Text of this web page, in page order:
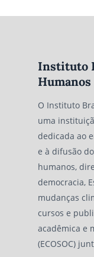
Instituto
Humanos
O Instituto
uma
dedicada ao
e à difusão
humanos,
democracia,
mudanças
cursos e
acadêmica e
(ECOSOC)